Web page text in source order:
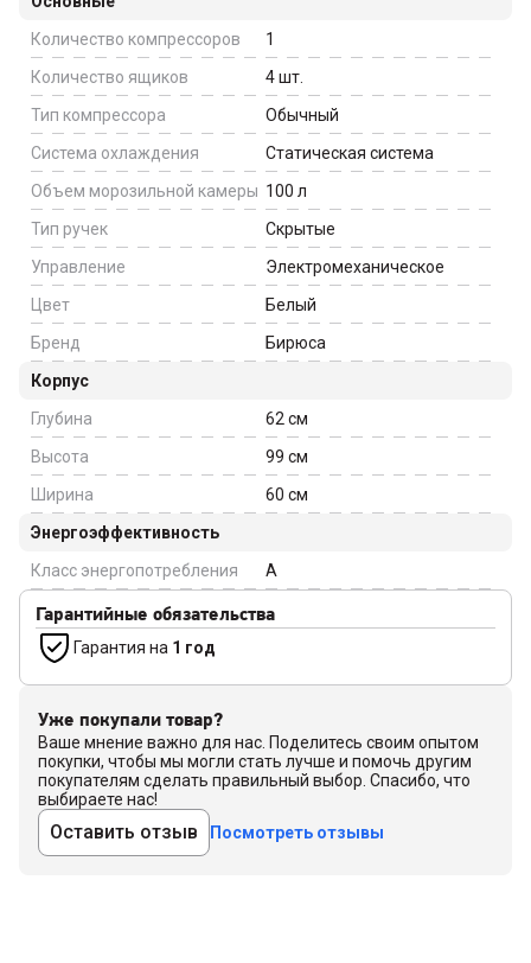
Количество компрессоров
1
Количество ящиков
4шт.
Тип компрессора
Обычный
Система охлаждения
Статическая система
Объем морозильной камеры 100 л
Тип ручек
Скрытые
Управление
Электромеханическое
Цвет
Белый
Бренд
Бирюса
Корпус
Глубина
62 см
Высота
99 см
Ширина
60 см
Энергоэффективность
Класс энергопотребления
A
Гарантийные обязательства
Гарантия на 1 год
Уже покупали товар?
Ваше мнение важно для нас. Поделитесь своим опытом
покупки, чтобы мы могли стать лучше и помочь другим
покупателям сделать правильный выбор. Спасибо, что
выбираете нас!
Оставить отзыв Посмотреть отзывы